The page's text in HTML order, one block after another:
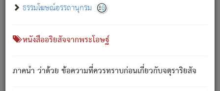
ธรรมโฆษณ์อรรถานุกรม
หนังสืออริยสัจจากพระโอษฐ์
ภาคนำ ว่าด้วย ข้อความที่ควรทราบก่อนเกี่ยวกับจตุราริยสัจ
สัตว์โลกนี้ เกิดความเดือดร้อนแล้ว มีผัสสะบังหน้า
เขาสำคัญสิ่งใด โดยความเป็นประการใด แต่สิ่งนั้นย่อมเป็น
(ตามที่เป็นจริง) โดยประการอื่นจากที่เขาสำคัญนั้น
สัตว์โลกติดข้องอยู่ในภพ ถูกภพบังหน้าแล้ว มีภพโดยความ
เป็นอย่างอื่น (จากที่มันเป็นอยู่จริง) จึงได้เพลิดเพลินยิ่งนักในภพ